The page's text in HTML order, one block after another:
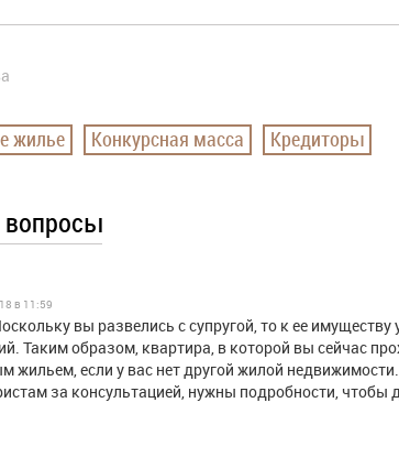
жилье Конкурсная масса Кредиторы
вопросы
в 11:59
вы развелись с супругой, то к ее имуществу
Таким образом, квартира, в которой вы сейчас
жильем, если у вас нет другой жилой
за консультацией, нужны подробности, чтобы